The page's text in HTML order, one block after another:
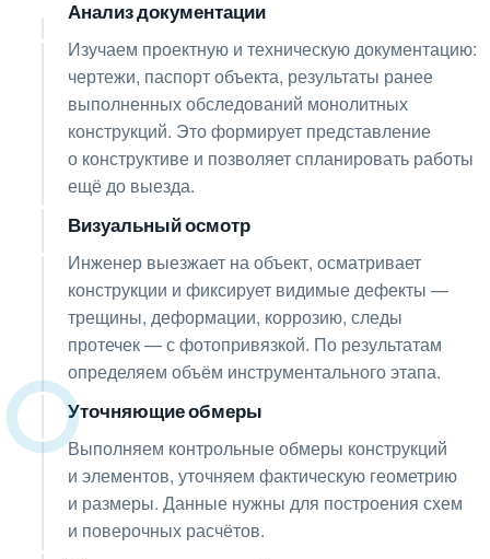
01 Анализ документации
Изучаем проектную и техническую документацию:
чертежи, паспорт объекта, результаты ранее
выполненных обследований монолитных
конструкций. Это формирует представление
о конструктиве и позволяет спланировать работы
ещё до выезда.
Визуальный осмотр
Инженер выезжает на объект, осматривает
конструкции и фиксирует видимые дефекты —
трещины, деформации, коррозию, следы
протечек — с фотопривязкой. По результатам
определяем объём инструментального этапа.
Уточняющие обмеры
Выполняем контрольные обмеры конструкций
и элементов, уточняем фактическую геометрию
и размеры. Данные нужны для построения схем
и поверочных расчётов.